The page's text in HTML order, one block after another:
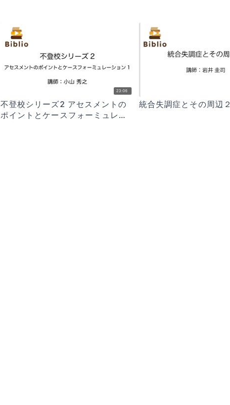
23:06
不登校シリーズ2 アセスメントの
ポイントとケースフォーミュレー
統合失調症とその周辺２